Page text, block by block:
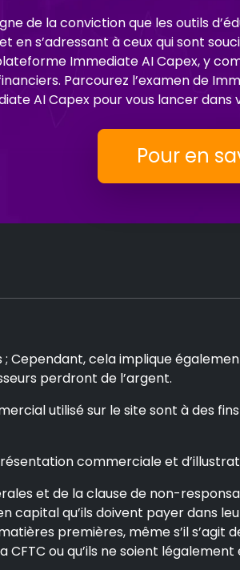
de la conviction que les outils
s’adressant à ceux qui sont
Immediate AI Capex, y
Parcourez l’examen de
AI Capex pour vous lancer
Pour en
Cependant, cela implique
perdront de l’argent.
utilisé sur le site sont à des
commerciale et
et de la clause de non-
capital qu’ils doivent payer dans
premières, même s’il
ou qu’ils ne soient légalement